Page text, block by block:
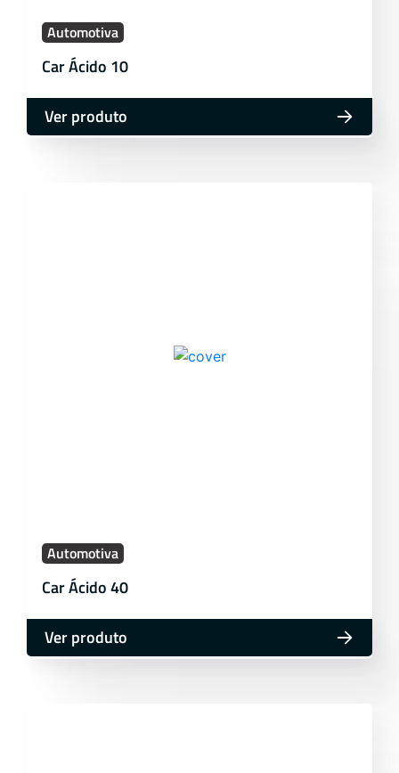
Automotiva
Car Ácido 10
Ver produto
Automotiva
Car Ácido 40
Ver produto